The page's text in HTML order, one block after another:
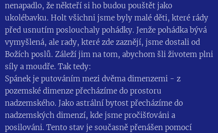
nenapadlo, že někteří si ho budou pouštět jako
ukolébavku. Holt všichni jsme byly malé děti, které rády
před usnutím poslouchaly pohádky. Jenže pohádka bývá
vymyšlená, ale rady, které zde zaznějí, jsme dostali od
Božích poslů. Záleží jim na tom, abychom šli životem plni
síly a moudře. Tak tedy:
Spánek je putováním mezi dvěma dimenzemi - z
pozemské dimenze přecházíme do prostoru
nadzemského. Jako astrální bytost přecházíme do
nadzemských dimenzí, kde jsme pročišťováni a
posilováni. Tento stav je současně přenášen pomocí